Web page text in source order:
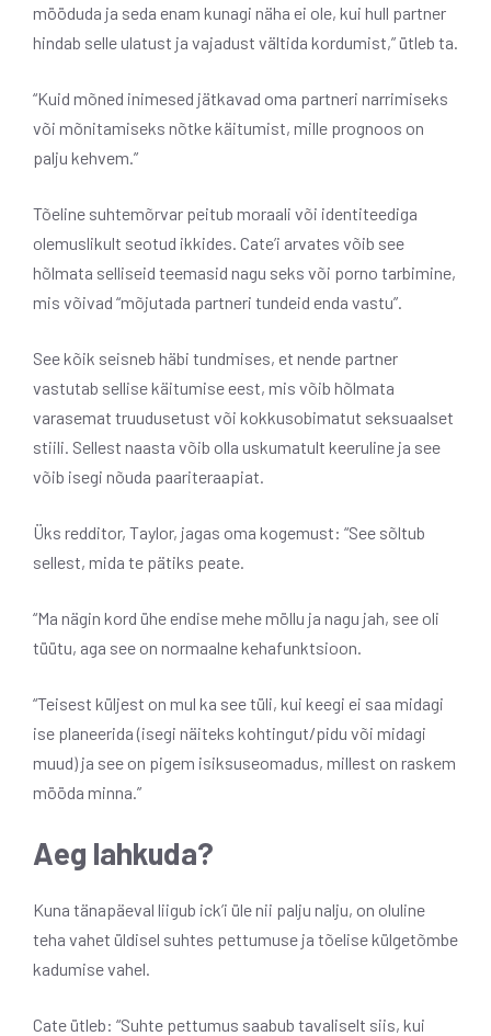
mööduda ja seda enam kunagi näha ei ole, kui hull partner
hindab selle ulatust ja vajadust vältida kordumist,” ütleb ta.
“Kuid mõned inimesed jätkavad oma partneri narrimiseks
või mõnitamiseks nõtke käitumist, mille prognoos on
palju kehvem.”
Tõeline suhtemõrvar peitub moraali või identiteediga
olemuslikult seotud ikkides. Cate’i arvates võib see
hõlmata selliseid teemasid nagu seks või porno tarbimine,
mis võivad “mõjutada partneri tundeid enda vastu”.
See kõik seisneb häbi tundmises, et nende partner
vastutab sellise käitumise eest, mis võib hõlmata
varasemat truudusetust või kokkusobimatut seksuaalset
stiili. Sellest naasta võib olla uskumatult keeruline ja see
võib isegi nõuda paariteraapiat.
Üks redditor, Taylor, jagas oma kogemust: “See sõltub
sellest, mida te pätiks peate.
“Ma nägin kord ühe endise mehe möllu ja nagu jah, see oli
tüütu, aga see on normaalne kehafunktsioon.
“Teisest küljest on mul ka see tüli, kui keegi ei saa midagi
ise planeerida (isegi näiteks kohtingut/pidu või midagi
muud) ja see on pigem isiksuseomadus, millest on raskem
mööda minna.”
Aeg lahkuda?
Kuna tänapäeval liigub ick’i üle nii palju nalju, on oluline
teha vahet üldisel suhtes pettumuse ja tõelise külgetõmbe
kadumise vahel.
Cate ütleb: “Suhte pettumus saabub tavaliselt siis, kui